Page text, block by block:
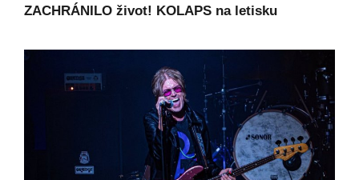
ZACHRÁNILO život! KOLAPS na letisku